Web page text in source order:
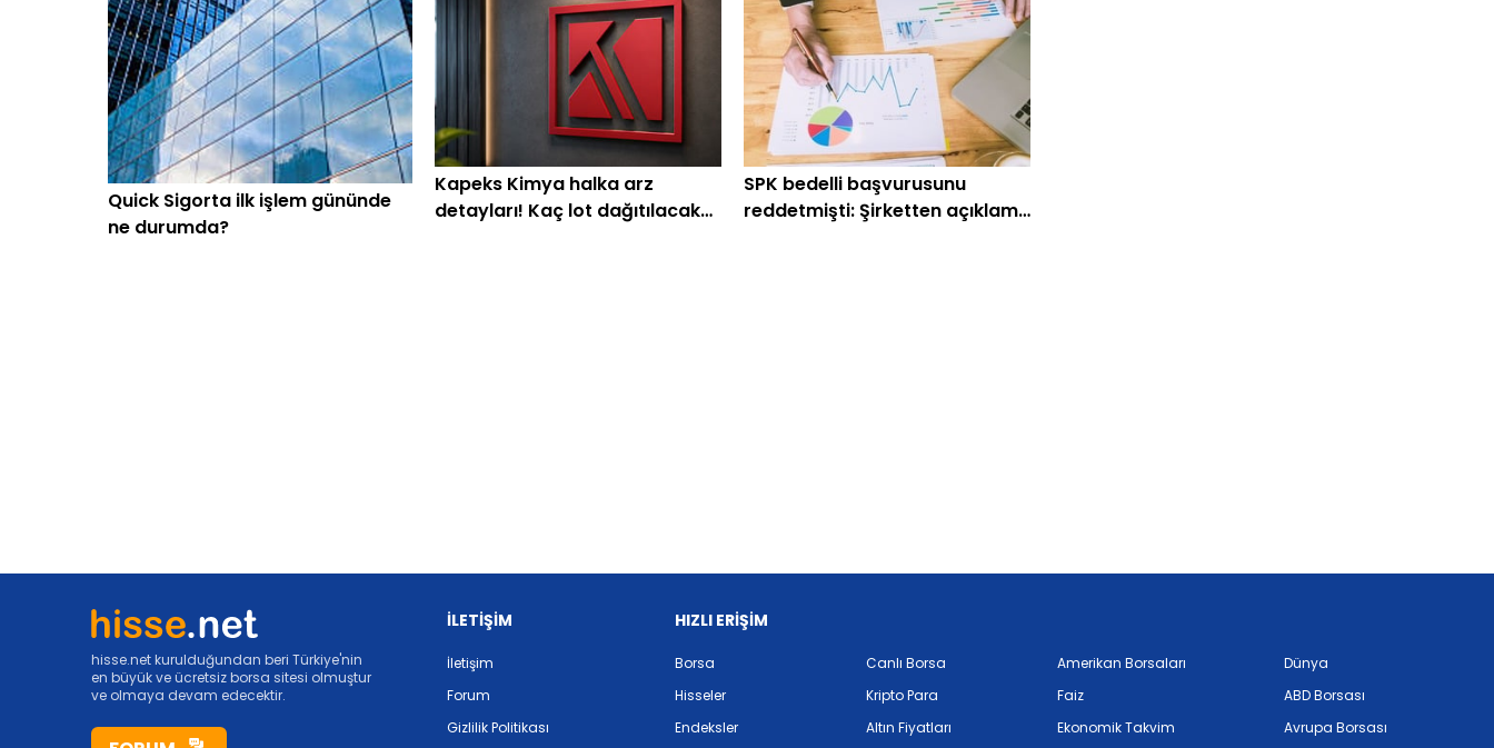
Quick Sigorta ilk işlem gününde
ne durumda?
Kapeks Kimya halka arz
detayları! Kaç lot dağıtılacak?
SPK bedelli başvurusunu
reddetmişti: Şirketten açıklama
hisse.net kurulduğundan beri Türkiye'nin
en büyük ve ücretsiz borsa sitesi olmuştur
ve olmaya devam edecektir.
İLETİŞİM
İletişim
Forum
Gizlilik Politikası
HIZLI ERİŞİM
Borsa
Hisseler
Endeksler
Canlı Borsa
Kripto Para
Altın Fiyatları
Amerikan Borsaları
Faiz
Ekonomik Takvim
Dünya
ABD Borsası
Avrupa Borsası